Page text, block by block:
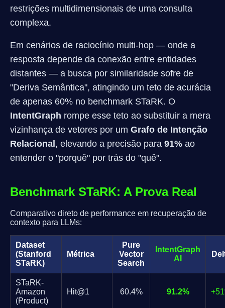
restrições multidimensionais de uma consulta
complexa.
Em cenários de raciocínio multi-hop — onde a
resposta depende da conexão entre entidades
distantes — a busca por similaridade sofre de
"Deriva Semântica", atingindo um teto de acurácia
de apenas 60% no benchmark STaRK. O
IntentGraph rompe esse teto ao substituir a mera
vizinhança de vetores por um Grafo de Intenção
Relacional , elevando a precisão para 91% ao
entender o "porquê" por trás do "quê".
Benchmark STaRK: A Prova Real
Comparativo direto de performance em recuperação de
contexto para LLMs:
Dataset
(Stanford
STaRK)
Métrica
Pure
Vector
Search
IntentGraph
AI
STaRK-
Amazon
(Product)
Hit@1 60.4% 91.2%